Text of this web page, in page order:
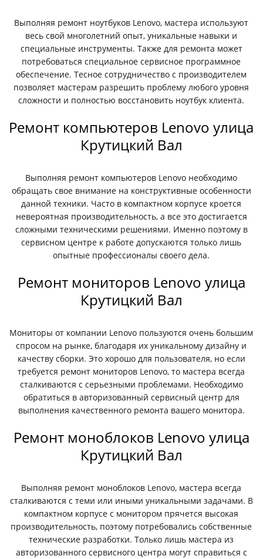
Выполняя ремонт ноутбуков Lenovo, мастера используют
весь свой многолетний опыт, уникальные навыки и
специальные инструменты. Также для ремонта может
потребоваться специальное сервисное программное
обеспечение. Тесное сотрудничество с производителем
позволяет мастерам разрешить проблему любого уровня
сложности и полностью восстановить ноутбук клиента.
Ремонт компьютеров Lenovo улица
Крутицкий Вал
Выполняя ремонт компьютеров Lenovo необходимо
обращать свое внимание на конструктивные особенности
данной техники. Часто в компактном корпусе кроется
невероятная производительность, а все это достигается
сложными техническими решениями. Именно поэтому в
сервисном центре к работе допускаются только лишь
опытные профессионалы своего дела.
Ремонт мониторов Lenovo улица
Крутицкий Вал
Мониторы от компании Lenovo пользуются очень большим
спросом на рынке, благодаря их уникальному дизайну и
качеству сборки. Это хорошо для пользователя, но если
требуется ремонт мониторов Lenovo, то мастера всегда
сталкиваются с серьезными проблемами. Необходимо
обратиться в авторизованный сервисный центр для
выполнения качественного ремонта вашего монитора.
Ремонт моноблоков Lenovo улица
Крутицкий Вал
Выполняя ремонт моноблоков Lenovo, мастера всегда
сталкиваются с теми или иными уникальными задачами. В
компактном корпусе с монитором прячется высокая
производительность, поэтому потребовались собственные
технические разработки. Только лишь мастера из
авторизованного сервисного центра могут справиться с